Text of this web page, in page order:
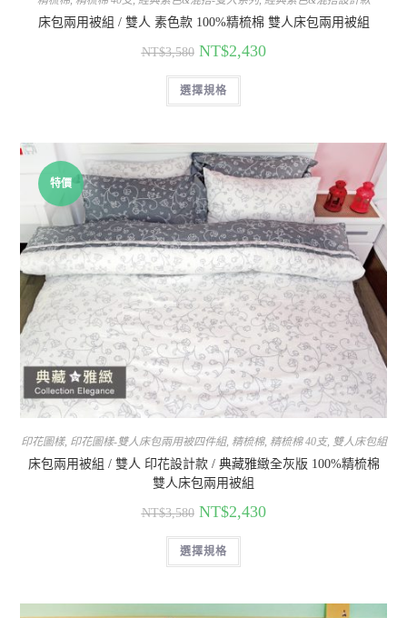
床包兩用被組 / 雙人 素色款 100%精梳棉 雙人床包兩用被組
NT$3,580 NT$2,430
選擇規格
特價
印花圖樣, 印花圖樣-雙人床包兩用被四件組, 精梳棉, 精梳棉 40支, 雙人床包組
床包兩用被組 / 雙人 印花設計款 / 典藏雅緻全灰版 100%精梳棉
雙人床包兩用被組
NT$3,580 NT$2,430
選擇規格